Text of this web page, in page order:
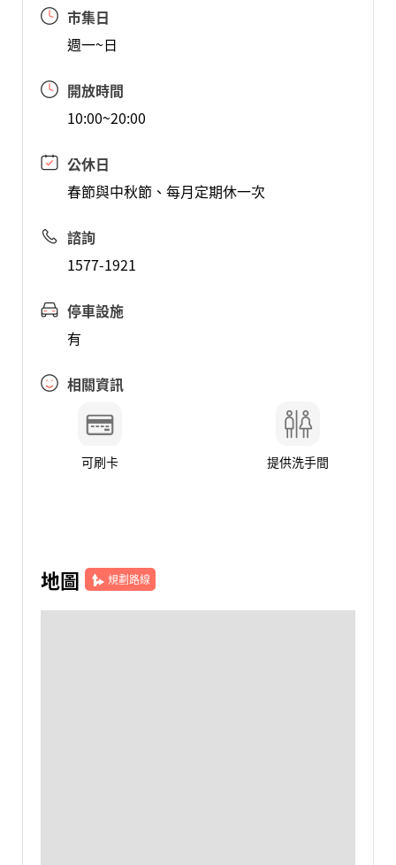
市集日
週一~日
開放時間
10:00~20:00
公休日
春節與中秋節、每月定期休一次
諮詢
1577-1921
停車設施
有
相關資訊
可刷卡 提供洗手間
地圖 規劃路線